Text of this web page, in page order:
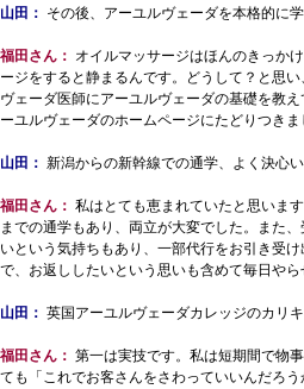
山田： その後、アーユルヴェーダを本格的に
福田さん： オイルマッサージはほんのきっか
ージをすると静まるんです。どうして？と思
ヴェーダ医師にアーユルヴェーダの基礎を教
ーユルヴェーダのホームページにたどりつきま
山田： 新潟からの新幹線での通学、よく決心
福田さん： 私はとても恵まれていたと思いま
までの通学もあり、両立が大変でした。また
いという気持ちもあり、一部代行をお引き受
で、お返ししたいという思いも含めて毎日やら
山田： 英国アーユルヴェーダカレッジのカリ
福田さん： 第一は実技です。私は短期間で物
ても「これでお客さんをさわっていいんだろ